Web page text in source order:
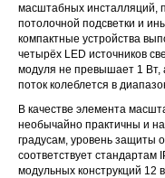
масштабных инсталляций,
потолочной подсветки и
компактные устройства
четырёх LED источников
модуля не превышает 1 Вт,
поток колеблется в
В качестве элемента
необычайно практичны и
градусам, уровень защиты
соответствует
модульных конструкций 12